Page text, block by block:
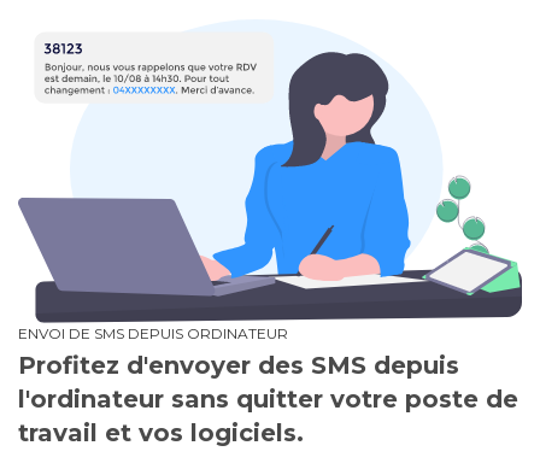
ENVOI DE SMS DEPUIS ORDINATEUR
Profitez d'envoyer des SMS depuis
l'ordinateur sans quitter votre poste de
travail et vos logiciels.